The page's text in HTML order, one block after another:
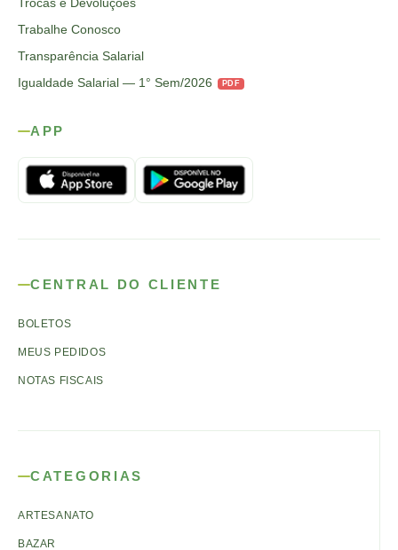
Trocas e Devoluções
Trabalhe Conosco
Transparência Salarial
Igualdade Salarial — 1° Sem/2026
PDF
APP
CENTRAL DO CLIENTE
BOLETOS
MEUS PEDIDOS
NOTAS FISCAIS
CATEGORIAS
ARTESANATO
BAZAR